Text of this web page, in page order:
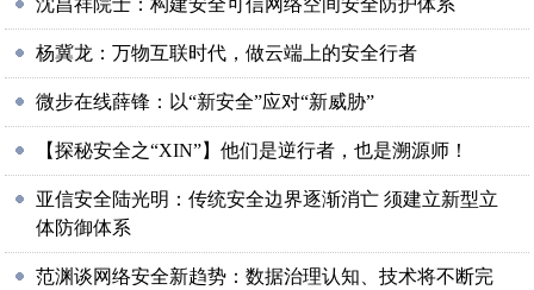
沈昌祥院士：构建安全可信网络空间安全防护体系
杨冀龙：万物互联时代，做云端上的安全行者
微步在线薛锋：以“新安全”应对“新威胁”
【探秘安全之“XIN”】他们是逆行者，也是溯源师！
亚信安全陆光明：传统安全边界逐渐消亡 须建立新型立
体防御体系
范渊谈网络安全新趋势：数据治理认知、技术将不断完